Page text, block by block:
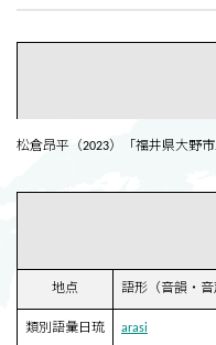
松倉昂平（2023）「福井県大野
地点 語形（音韻・音
類別語彙日琉 arasi